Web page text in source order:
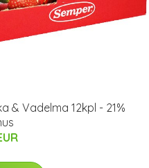
& Vadelma 12kpl - 21%